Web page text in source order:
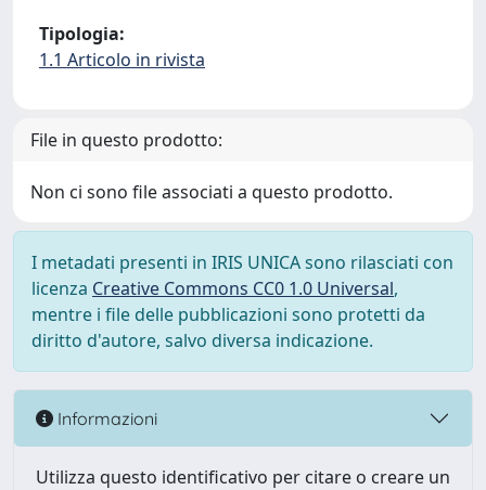
Tipologia:
1.1 Articolo in rivista
File in questo prodotto:
Non ci sono file associati a questo prodotto.
I metadati presenti in IRIS UNICA sono rilasciati con
licenza Creative Commons CC0 1.0 Universal,
mentre i file delle pubblicazioni sono protetti da
diritto d'autore, salvo diversa indicazione.
Informazioni
Utilizza questo identificativo per citare o creare un